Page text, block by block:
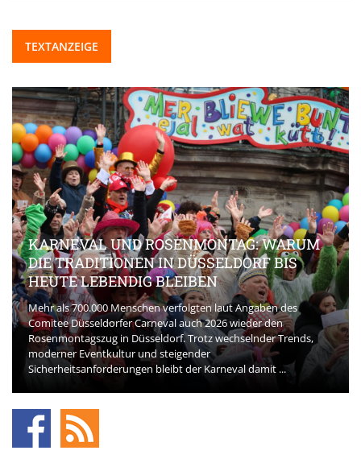
TEXTANZEIGE
KARNEVAL UND ROSENMONTAG: WARUM
DIE TRADITIONEN IN DÜSSELDORF BIS
HEUTE LEBENDIG BLEIBEN
Mehr als 700.000 Menschen verfolgten laut Angaben des
Comitee Düsseldorfer Carneval auch 2026 wieder den
Rosenmontagszug in Düsseldorf. Trotz wechselnder Trends,
moderner Eventkultur und steigender
Sicherheitsanforderungen bleibt der Karneval damit ...